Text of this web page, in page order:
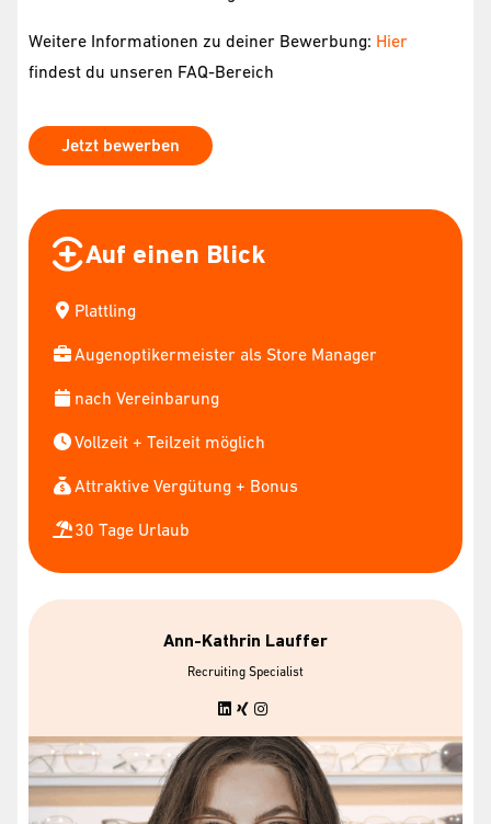
Weitere Informationen zu deiner Bewerbung: Hier
findest du unseren FAQ-Bereich
Jetzt bewerben
Auf einen Blick
Plattling
Augenoptikermeister als Store Manager
nach Vereinbarung
Vollzeit + Teilzeit möglich
Attraktive Vergütung + Bonus
30 Tage Urlaub
Ann-Kathrin Lauffer
Recruiting Specialist